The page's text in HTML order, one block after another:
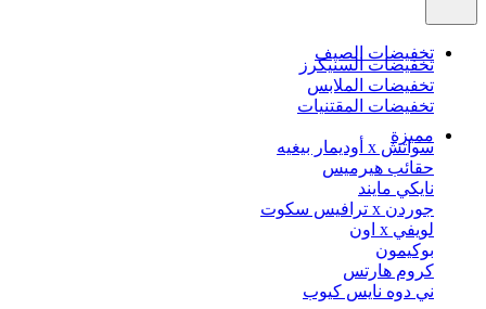
تخفيضات الصيف
تخفيضات السنيكرز
تخفيضات الملابس
تخفيضات المقتنيات
مميزة
سواتش x أوديمار بيغيه
حقائب هيرميس
نايكي مايند
جوردن x ترافيس سكوت
لويفي x اون
بوكيمون
كروم هارتس
ني دوه نايس كيوب